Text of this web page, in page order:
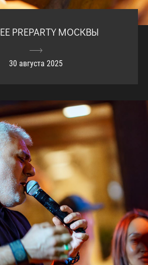
PREPARTY МОСКВЫ
30 августа 2025